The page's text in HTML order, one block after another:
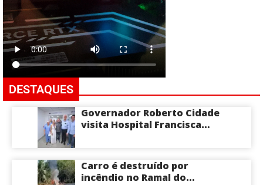
DESTAQUES
Governador Roberto Cidade
visita Hospital Francisca
cirurgias cardíacas
pediátricas
Carro é destruído por
incêndio no Ramal do